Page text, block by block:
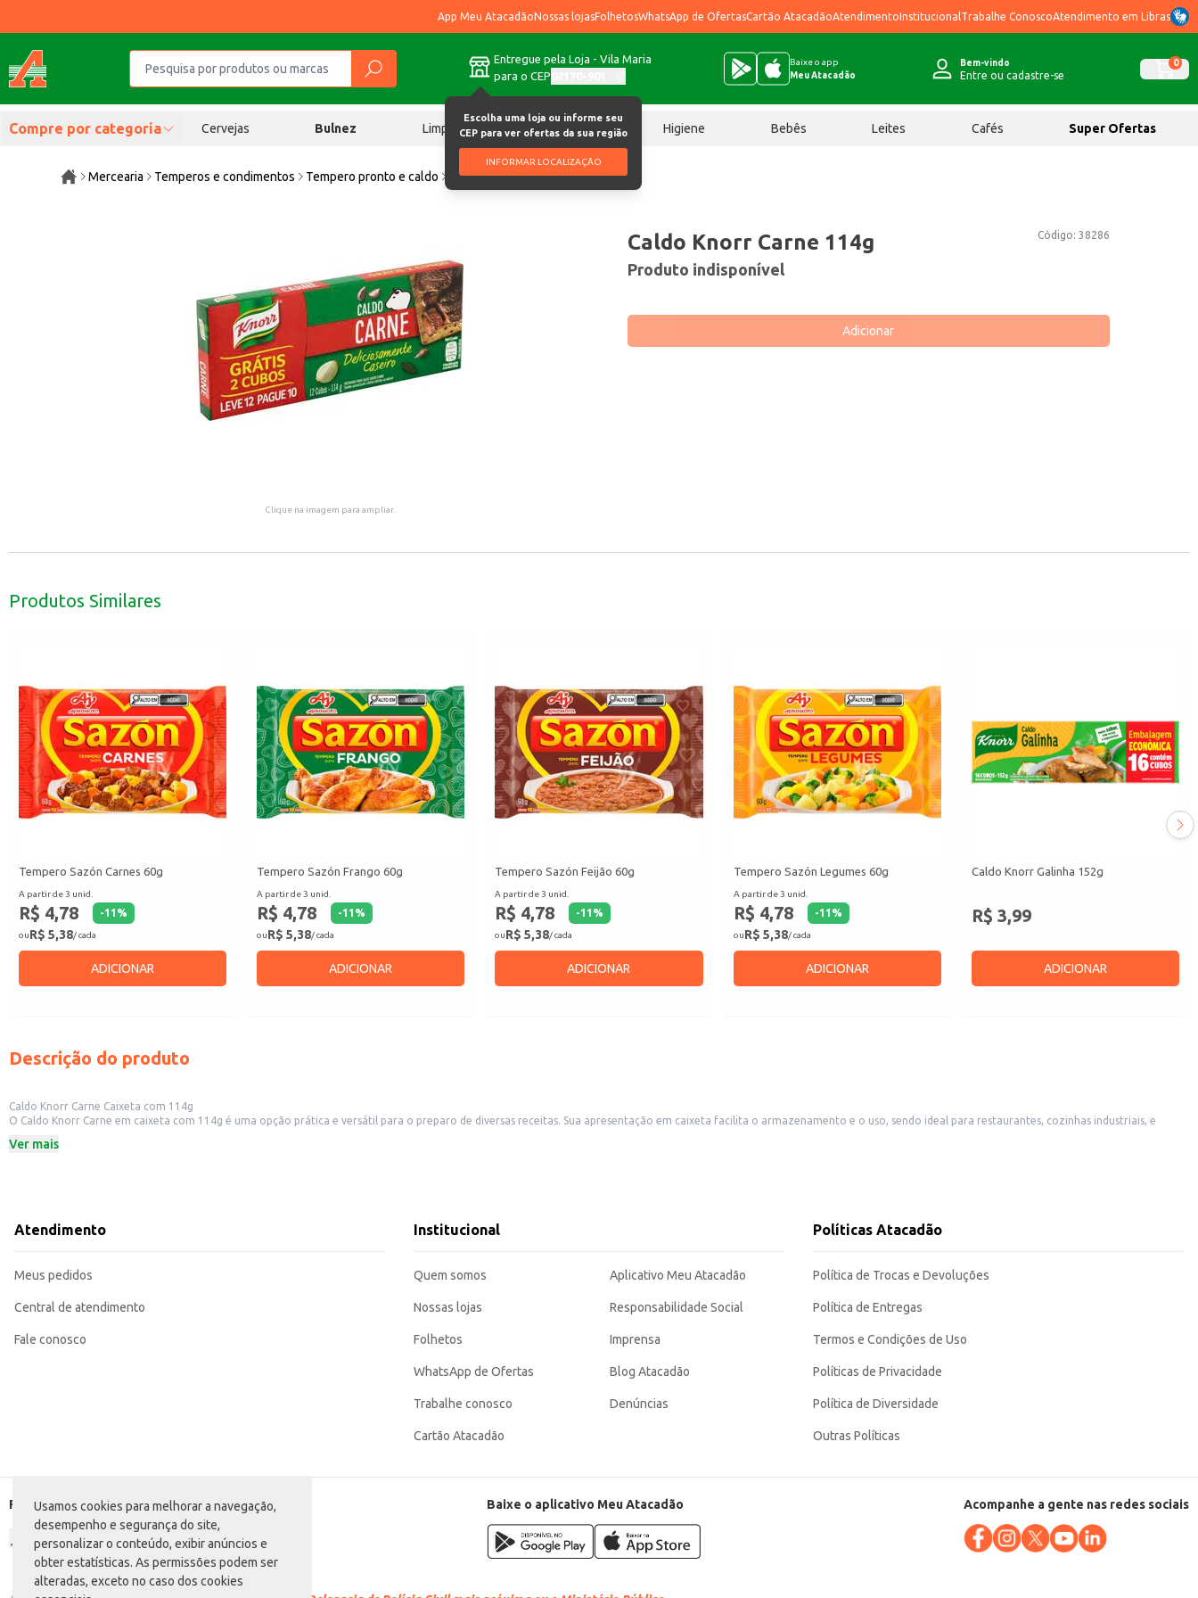
Usamos cookies para melhorar a navegação,
desempenho e segurança do site,
personalizar o conteúdo, exibir anúncios e
obter estatísticas. As permissões podem ser
alteradas, exceto no caso dos cookies
App Meu AtacadãoNossas lojasFolhetosWhatsApp de OfertasCartão AtacadãoAtendimentoInstitucional Trabalhe ConoscoAtendimento em Libras
Entregue pela Loja - Vila Maria
para o CEP
Escolha uma loja ou informe seu
CEP para ver ofertas da sua região
INFORMAR LOCALIZAÇÃO
Baixe o app
Meu Atacadão
Bem-vindo
Entre ou cadastre-se
0
Compre por categoria Cervejas Bulnez Limpeza Chocolates Higiene Bebês Leites Cafés Super Ofertas
Mercearia Temperos e condimentos Tempero pronto e caldo Caldo Knorr Carne 114g
Clique na imagem para ampliar.
Código: 38286
Caldo Knorr Carne 114g
Produto indisponível
Adicionar
Produtos Similares
Tempero Sazón Carnes 60g
A partir de 3 unid.
R$ 4,78 -11 %
ouR$ 5,38/ cada
ADICIONAR
Tempero Sazón Frango 60g
A partir de 3 unid.
R$ 4,78 -11 %
ouR$ 5,38/ cada
ADICIONAR
Tempero Sazón Feijão 60g
A partir de 3 unid.
R$ 4,78 -11 %
ouR$ 5,38/ cada
ADICIONAR
Tempero Sazón Legumes 60g
A partir de 3 unid.
R$ 4,78 -11 %
ouR$ 5,38/ cada
ADICIONAR
Caldo Knorr Galinha 152g
R$ 3,99
ADICIONAR
Descrição do produto
Caldo Knorr Carne Caixeta com 114g
O Caldo Knorr Carne em caixeta com 114g é uma opção prática e versátil para o preparo de diversas receitas. Sua apresentação em caixeta facilita o armazenamento e o uso, sendo ideal para restaurantes, cozinhas industriais, e
Dicas de uso:
O Caldo Knorr Carne oferece conveniência e sabor, tornando o preparo de suas receitas mais eficiente e saboroso. Sua praticidade e rendimento o tornam uma escolha inteligente para diversos contextos, desde o uso doméstico até
estabelecimentos comerciais que buscam soluções eficientes e de qualidade.
Marca: Knorr
Categoria: Tempero pronto e caldo
EAN: 7891150012363
Ver mais
Atendimento
Meus pedidos
Central de atendimento
Fale conosco
Institucional
Quem somos
Nossas lojas
Folhetos
WhatsApp de Ofertas
Trabalhe conosco
Cartão Atacadão
Aplicativo Meu Atacadão
Responsabilidade Social
Imprensa
Blog Atacadão
Denúncias
Políticas Atacadão
Política de Trocas e Devoluções
Política de Entregas
Termos e Condições de Uso
Políticas de Privacidade
Política de Diversidade
Outras Políticas
Formas de pagamento Baixe o aplicativo Meu Atacadão Acompanhe a gente nas redes sociais